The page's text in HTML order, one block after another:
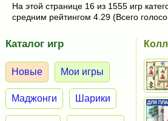
На этой странице 16 из 1555 игр
средним рейтингом 4.29 (Всего
Каталог игр
Новые Мои игры
Маджонги Шарики